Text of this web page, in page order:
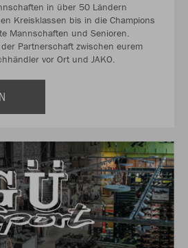
in über 50 Ländern
Kreisklassen bis in die Champions
Mannschaften und Senioren.
Partnerschaft zwischen eurem
vor Ort und JAKO.